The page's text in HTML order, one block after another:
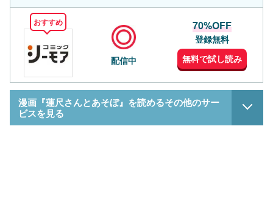
おすすめ
配信中
70%OFF
登録無料
無料で試し読み
漫画『蓮尺さんとあそぼ』を読めるその他のサー
ビスを見る